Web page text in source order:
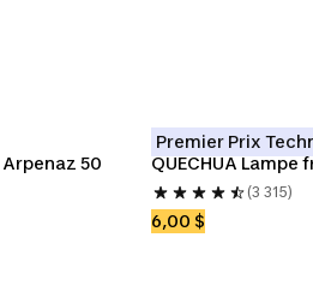
Arpenaz 50
Premier Prix
QUECHUA Lampe
(3 315)
6,00 $